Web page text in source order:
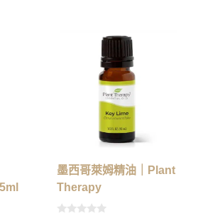
墨西哥萊姆精油｜Plant
Therapy